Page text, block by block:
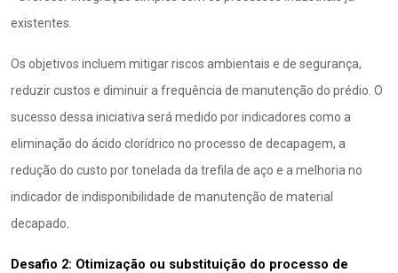
existentes.
Os objetivos incluem mitigar riscos ambientais e de segurança,
reduzir custos e diminuir a frequência de manutenção do prédio. O
sucesso dessa iniciativa será medido por indicadores como a
eliminação do ácido clorídrico no processo de decapagem, a
redução do custo por tonelada da trefila de aço e a melhoria no
indicador de indisponibilidade de manutenção de material
decapado.
Desafio 2: Otimização ou substituição do processo de